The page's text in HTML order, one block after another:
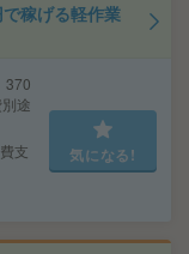
稼げる軽作業
370
途
支
気になる!